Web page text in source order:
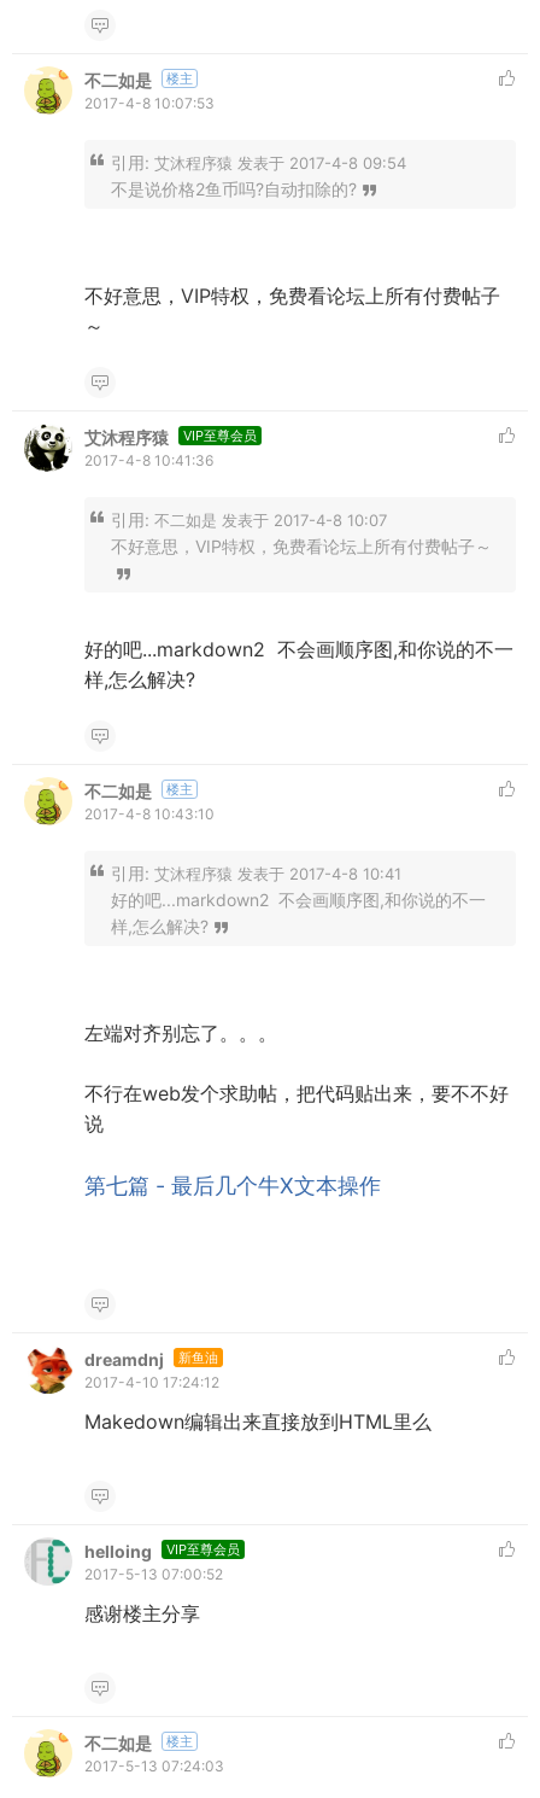
不二如是 楼主
2017-4-8 10:07:53
引用: 艾沐程序猿 发表于 2017-4-8 09:54
不是说价格2鱼币吗?自动扣除的?
不好意思，VIP特权，免费看论坛上所有付费帖子
～
艾沐程序猿 VIP至尊会员
2017-4-8 10:41:36
引用: 不二如是 发表于 2017-4-8 10:07
不好意思，VIP特权，免费看论坛上所有付费帖子～
好的吧...markdown2 不会画顺序图,和你说的不一
样,怎么解决?
不二如是 楼主
2017-4-8 10:43:10
引用: 艾沐程序猿 发表于 2017-4-8 10:41
好的吧...markdown2 不会画顺序图,和你说的不一
样,怎么解决?
左端对齐别忘了。。。
不行在web发个求助帖，把代码贴出来，要不不好
说
第七篇 - 最后几个牛X文本操作
dreamdnj 新鱼油
2017-4-10 17:24:12
Makedown编辑出来直接放到HTML里么
helloing VIP至尊会员
2017-5-13 07:00:52
感谢楼主分享
不二如是 楼主
2017-5-13 07:24:03